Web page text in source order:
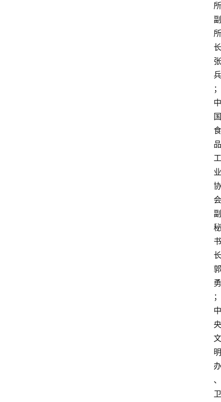
所
副
所
长
张
兵
；
中
国
食
品
工
业
协
会
副
秘
书
长
郭
勇
；
中
央
文
明
办
、
卫